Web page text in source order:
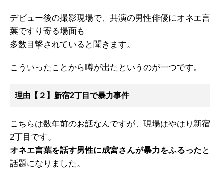
デビュー後の撮影現場で、共演の男性俳優にオネエ言
葉ですり寄る場面も
多数目撃されていると聞きます。
こういったことから噂が出たというのが一つです。
理由【２】新宿2丁目で暴力事件
こちらは数年前のお話なんですが、現場はやはり新宿
2丁目です。
オネエ言葉を話す男性に成宮さんが暴力をふるった と
話題になりました。